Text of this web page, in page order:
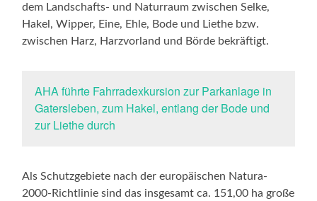
dem Landschafts- und Naturraum zwischen Selke,
Hakel, Wipper, Eine, Ehle, Bode und Liethe bzw.
zwischen Harz, Harzvorland und Börde bekräftigt.
AHA führte Fahrradexkursion zur Parkanlage in
Gatersleben, zum Hakel, entlang der Bode und
zur Liethe durch
Als Schutzgebiete nach der europäischen Natura-
2000-Richtlinie sind das insgesamt ca. 151,00 ha große